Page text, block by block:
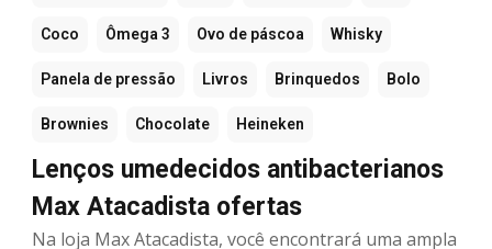
Coco Ômega 3 Ovo de páscoa Whisky
Panela de pressão Livros Brinquedos Bolo
Brownies Chocolate Heineken
Lenços umedecidos antibacterianos
Max Atacadista ofertas
Na loja Max Atacadista, você encontrará uma ampla